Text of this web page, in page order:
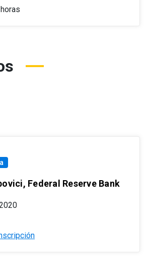
Federal Reserve Bank